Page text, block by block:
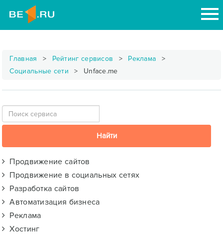
Главная Рейтинг сервисов
Реклама
Социальные сети
Unface.me
Продвижение сайтов
Продвижение в социальных сетях
Разработка сайтов
Автоматизация бизнеса
Реклама
Хостинг